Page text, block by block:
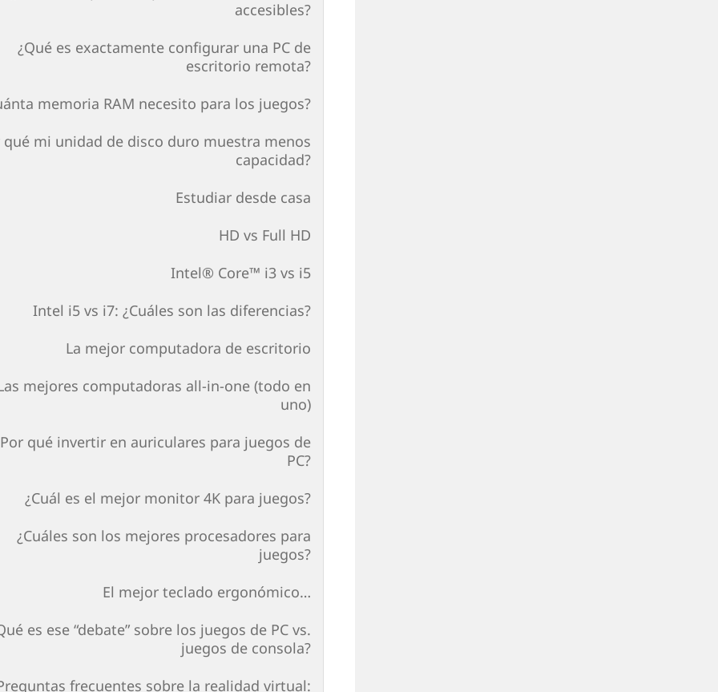
accesibles?
¿Qué es exactamente configurar una PC de
escritorio remota?
memoria RAM necesito para los juegos?
qué mi unidad de disco duro muestra menos
capacidad?
Estudiar desde casa
HD vs Full HD
Intel® Core™ i3 vs i5
Intel i5 vs i7: ¿Cuáles son las diferencias?
La mejor computadora de escritorio
mejores computadoras all-in-one (todo en
uno)
qué invertir en auriculares para juegos de
PC?
¿Cuál es el mejor monitor 4K para juegos?
¿Cuáles son los mejores procesadores para
juegos?
El mejor teclado ergonómico…
es ese “debate” sobre los juegos de PC vs.
juegos de consola?
frecuentes sobre la realidad virtual: